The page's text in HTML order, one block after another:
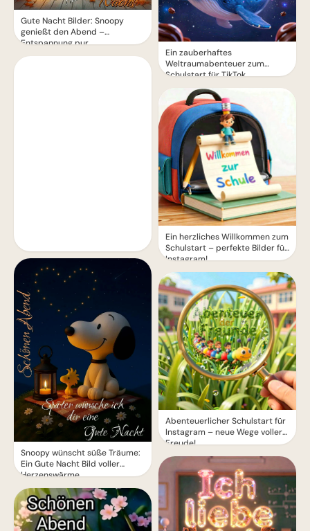
Gute Nacht Bilder: Snoopy
genießt den Abend –
Entspannung pur
Snoopy wünscht süße Träume:
Ein Gute Nacht Bild voller
Herzenswärme
Ein zauberhaftes
Weltraumabenteuer zum
Schulstart für TikTok
Ein herzliches Willkommen zum
Schulstart – perfekte Bilder für
Instagram!
Abenteuerlicher Schulstart für
Instagram – neue Wege voller
Freude!